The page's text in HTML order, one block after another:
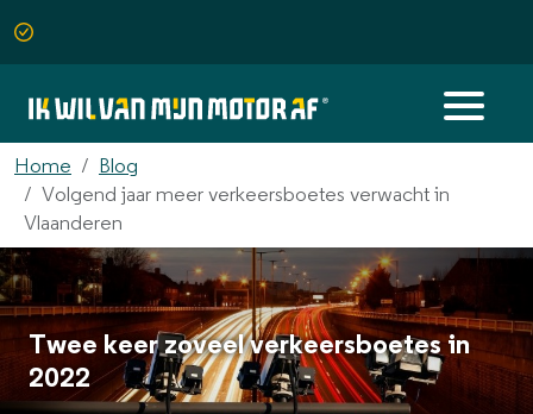
Home
Blog
Volgend jaar meer verkeersboetes verwacht in
Vlaanderen
Twee keer zoveel verkeersboetes in
2022